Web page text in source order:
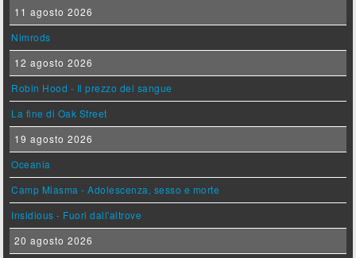
11 agosto 2026
Nimrods
12 agosto 2026
Robin Hood - Il prezzo del sangue
La fine di Oak Street
19 agosto 2026
Oceania
Camp Miasma - Adolescenza, sesso e morte
Insidious - Fuori dall'altrove
20 agosto 2026